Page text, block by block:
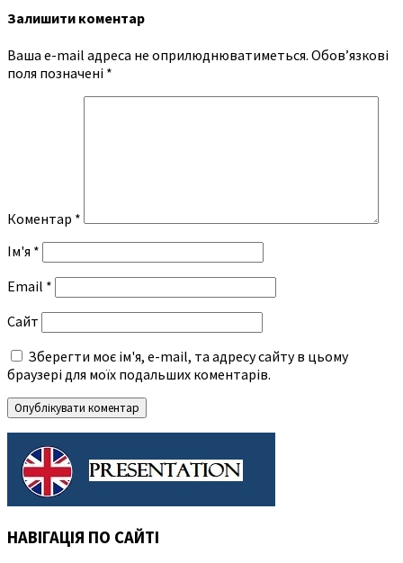
Залишити коментар
Ваша e-mail адреса не оприлюднюватиметься. Обов’язкові
поля позначені *
Коментар *
Ім'я *
Email *
Сайт
Зберегти моє ім'я, e-mail, та адресу сайту в цьому
браузері для моїх подальших коментарів.
НАВІГАЦІЯ ПО САЙТІ